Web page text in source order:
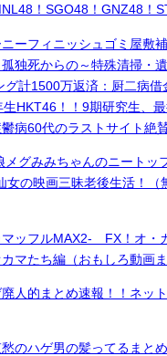
！SGO48！GNZ48！
ーフィニッシュゴミ屋敷
独死からの～特殊清掃・
グ計1500万返済：厨二病借
HKT46！！9期研究生、
病60代のラストサイト絶
メグみみちゃんのニートッ
女の映画三昧老後生活！（
マッフルMAX2- FX！オ・
マたち編（おもしろ動画ま
人的まとめ速報！！ネッ
のハゲ男の髪ってるまと